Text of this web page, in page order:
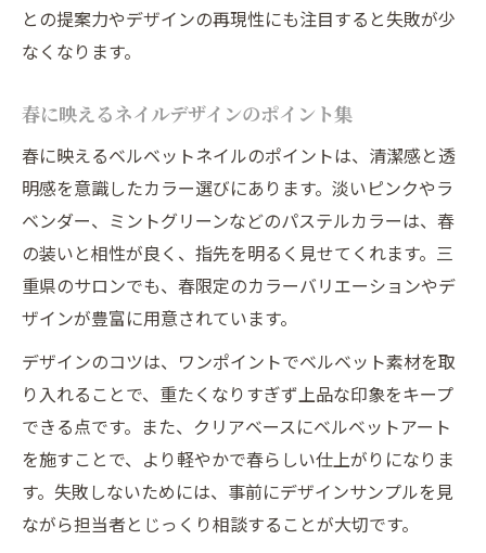
との提案力やデザインの再現性にも注目すると失敗が少
なくなります。
春に映えるネイルデザインのポイント集
春に映えるベルベットネイルのポイントは、清潔感と透
明感を意識したカラー選びにあります。淡いピンクやラ
ベンダー、ミントグリーンなどのパステルカラーは、春
の装いと相性が良く、指先を明るく見せてくれます。三
重県のサロンでも、春限定のカラーバリエーションやデ
ザインが豊富に用意されています。
デザインのコツは、ワンポイントでベルベット素材を取
り入れることで、重たくなりすぎず上品な印象をキープ
できる点です。また、クリアベースにベルベットアート
を施すことで、より軽やかで春らしい仕上がりになりま
す。失敗しないためには、事前にデザインサンプルを見
ながら担当者とじっくり相談することが大切です。